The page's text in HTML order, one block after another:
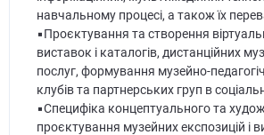
навчальному процесі, а також їх
▪️Проєктування та створення
виставок і каталогів, дистанційних
послуг, формування музейно-
клубів та партнерських груп в
▪️Специфіка концептуального та
проєктування музейних експозицій і